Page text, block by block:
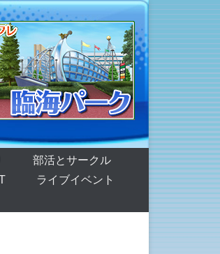
部活とサークル
ライブイベント